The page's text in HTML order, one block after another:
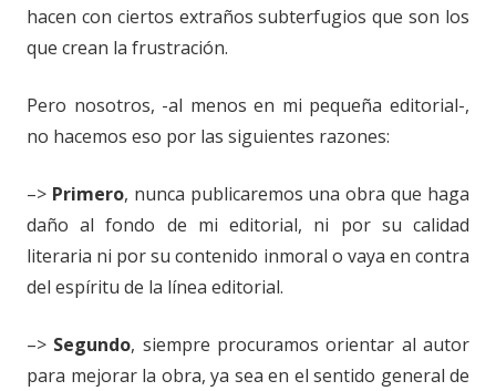
hacen con ciertos extraños subterfugios que son los
que crean la frustración.
Pero nosotros, -al menos en mi pequeña editorial-,
no hacemos eso por las siguientes razones:
–> Primero, nunca publicaremos una obra que haga
daño al fondo de mi editorial, ni por su calidad
literaria ni por su contenido inmoral o vaya en contra
del espíritu de la línea editorial.
–> Segundo, siempre procuramos orientar al autor
para mejorar la obra, ya sea en el sentido general de